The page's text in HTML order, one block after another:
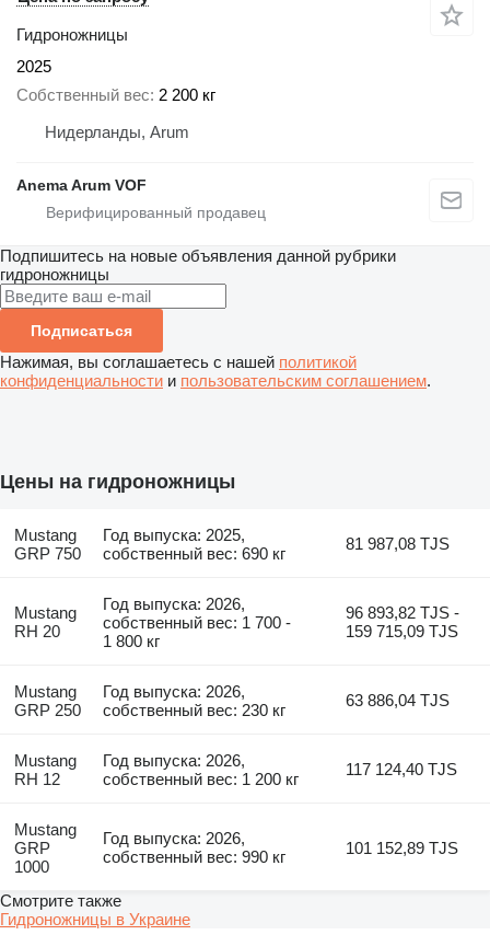
Гидроножницы
2025
Собственный вес 2 200 кг
Нидерланды, Arum
Anema Arum VOF
Подпишитесь на новые объявления данной рубрики
гидроножницы
Подписаться
Нажимая, вы соглашаетесь с нашей политикой
конфиденциальности и пользовательским соглашением.
Цены на гидроножницы
Mustang
GRP 750
Год выпуска: 2025,
собственный вес: 690 кг
81 987,08 TJS
Mustang
RH 20
Год выпуска: 2026,
собственный вес: 1 700 -
1 800 кг
96 893,82 TJS -
159 715,09 TJS
Mustang
GRP 250
Год выпуска: 2026,
собственный вес: 230 кг
63 886,04 TJS
Mustang
RH 12
Год выпуска: 2026,
собственный вес: 1 200 кг
117 124,40 TJS
Mustang
GRP
1000
Год выпуска: 2026,
собственный вес: 990 кг
101 152,89 TJS
Смотрите также
Гидроножницы в Украине